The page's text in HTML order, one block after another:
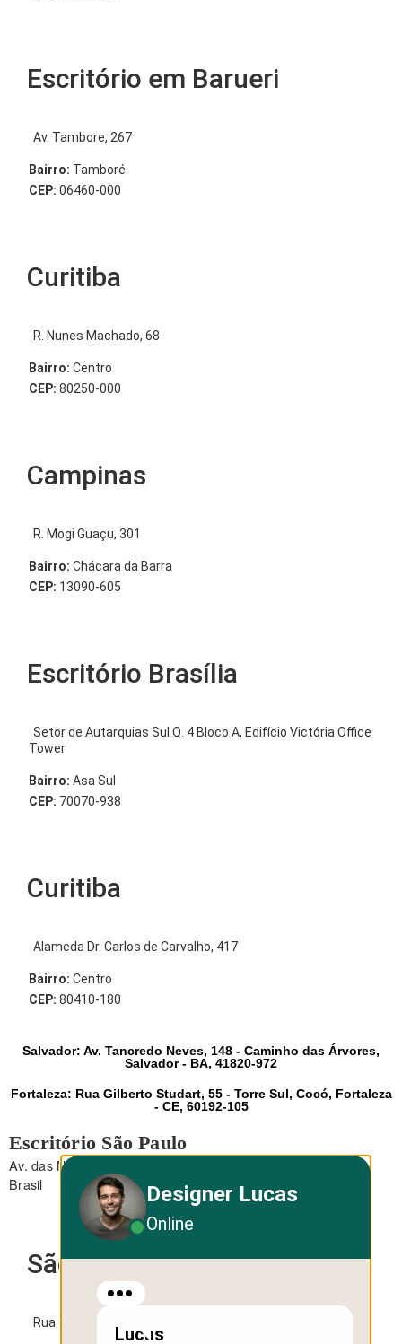
Escritório em Barueri
Av. Tambore, 267
Bairro: Tamboré
CEP: 06460-000
Curitiba
R. Nunes Machado, 68
Bairro: Centro
CEP: 80250-000
Campinas
R. Mogi Guaçu, 301
Bairro: Chácara da Barra
CEP: 13090-605
Escritório Brasília
Setor de Autarquias Sul Q. 4 Bloco A, Edifício Victória Office
Tower
Bairro: Asa Sul
CEP: 70070-938
Curitiba
Alameda Dr. Carlos de Carvalho, 417
Bairro: Centro
CEP: 80410-180
Salvador: Av. Tancredo Neves, 148 - Caminho das Árvores,
Salvador - BA, 41820-972
Fortaleza: Rua Gilberto Studart, 55 - Torre Sul, Cocó, Fortaleza
- CE, 60192-105
Escritório São Paulo
Av. das Nações Unidas, 12.495 - Brooklin - São Paulo - SP -
Brasil
São Paulo
Rua George Ohm, 230 - Torre B
Designer Lucas
Online
Lucas